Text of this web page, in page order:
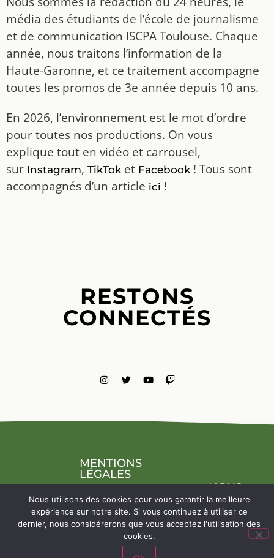
média des étudiants de l’école de journalisme
et de communication ISCPA Toulouse. Chaque
année, nous traitons l’information de la
Haute-Garonne, et ce traitement accompagne
toutes les promos de 3e année depuis 10 ans.
En 2026, l’environnement est le mot d’ordre
pour toutes nos productions. On vous
explique tout en vidéo et carrousel,
sur Instagram, TikToket Facebook! Tous sont
accompagnés d’un article ici !
RESTONS
CONNECTÉS
MENTIONS
LÉGALES
NOUS
Nous utilisons des cookies pour vous garantir la meilleure
expérience sur notre site. Si vous continuez à utiliser ce
dernier, nous considérerons que vous acceptez l'utilisation des
cookies.